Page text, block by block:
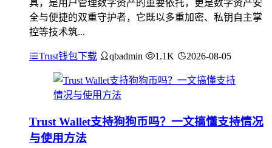
具，是用户管理数字资产的重要依托，更是数字资产安
全与便捷的双重守护者，它既以多重加密、私钥自主掌
控等技术筑...
Trust钱包下载 qbadmin 1.1K 2026-08-05
Trust Wallet支持狗狗币吗？一文搞懂支持情况
与使用方法